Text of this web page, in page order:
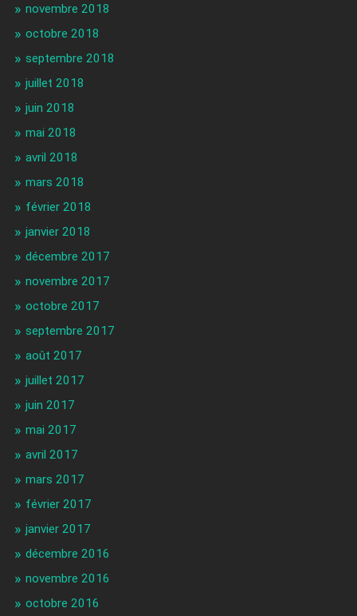
novembre 2018
octobre 2018
septembre 2018
juillet 2018
juin 2018
mai 2018
avril 2018
mars 2018
février 2018
janvier 2018
décembre 2017
novembre 2017
octobre 2017
septembre 2017
août 2017
juillet 2017
juin 2017
mai 2017
avril 2017
mars 2017
février 2017
janvier 2017
décembre 2016
novembre 2016
octobre 2016